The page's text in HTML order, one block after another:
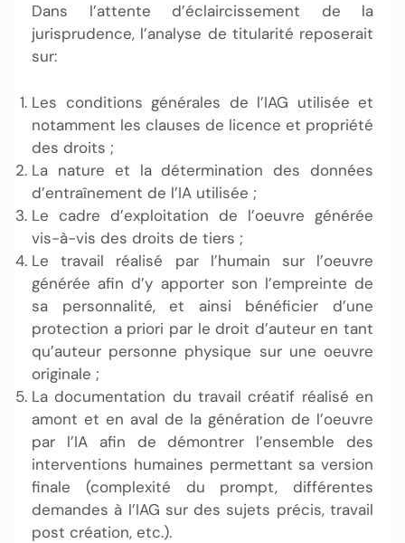
Dans l’attente d’éclaircissement de la
jurisprudence, l’analyse de titularité reposerait
sur:
Les conditions générales de l’IAG utilisée et
notamment les clauses de licence et propriété
des droits ;
La nature et la détermination des données
d’entraînement de l’IA utilisée ;
Le cadre d’exploitation de l’oeuvre générée
vis-à-vis des droits de tiers ;
Le travail réalisé par l’humain sur l’oeuvre
générée afin d’y apporter son l’empreinte de
sa personnalité, et ainsi bénéficier d’une
protection a priori par le droit d’auteur en tant
qu’auteur personne physique sur une oeuvre
originale ;
La documentation du travail créatif réalisé en
amont et en aval de la génération de l’oeuvre
par l’IA afin de démontrer l’ensemble des
interventions humaines permettant sa version
finale (complexité du prompt, différentes
demandes à l’IAG sur des sujets précis, travail
post création, etc.).